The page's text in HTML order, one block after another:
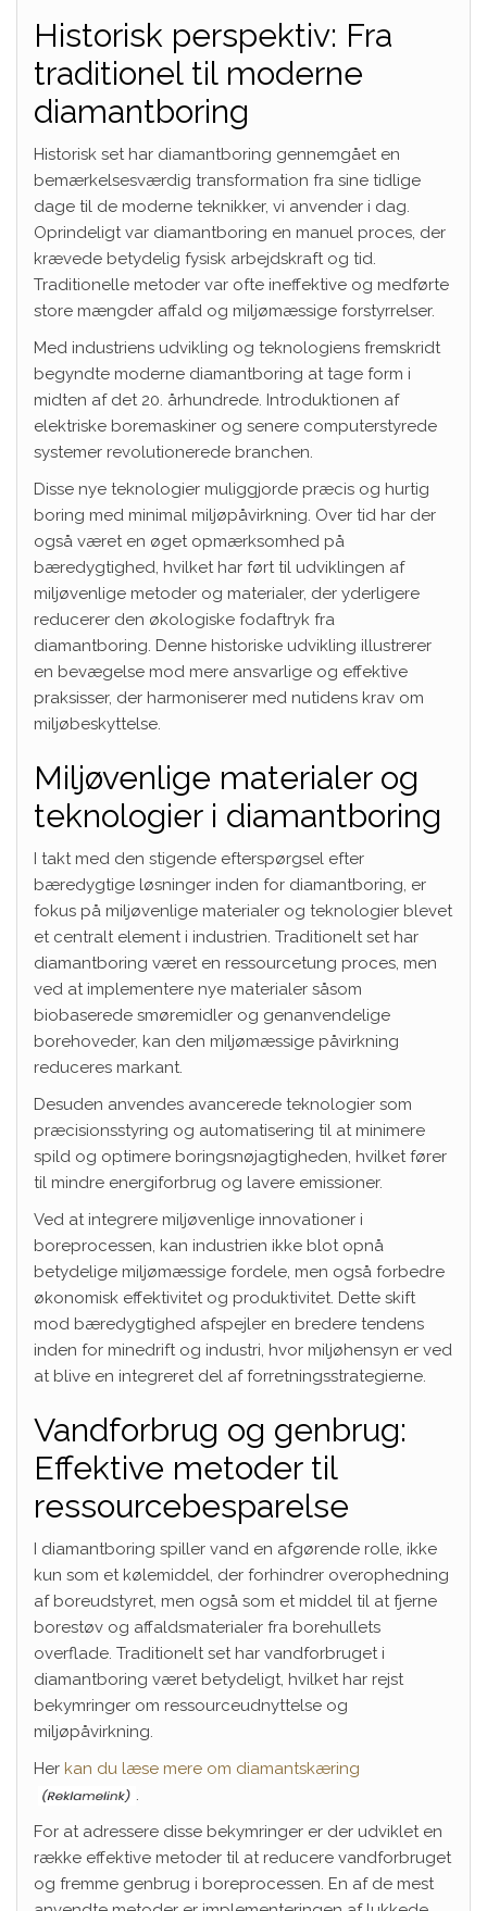
Historisk perspektiv: Fra
traditionel til moderne
diamantboring
Historisk set har diamantboring gennemgået en
bemærkelsesværdig transformation fra sine tidlige
dage til de moderne teknikker, vi anvender i dag.
Oprindeligt var diamantboring en manuel proces, der
krævede betydelig fysisk arbejdskraft og tid.
Traditionelle metoder var ofte ineffektive og medførte
store mængder affald og miljømæssige forstyrrelser.
Med industriens udvikling og teknologiens fremskridt
begyndte moderne diamantboring at tage form i
midten af det 20. århundrede. Introduktionen af
elektriske boremaskiner og senere computerstyrede
systemer revolutionerede branchen.
Disse nye teknologier muliggjorde præcis og hurtig
boring med minimal miljøpåvirkning. Over tid har der
også været en øget opmærksomhed på
bæredygtighed, hvilket har ført til udviklingen af
miljøvenlige metoder og materialer, der yderligere
reducerer den økologiske fodaftryk fra
diamantboring. Denne historiske udvikling illustrerer
en bevægelse mod mere ansvarlige og effektive
praksisser, der harmoniserer med nutidens krav om
miljøbeskyttelse.
Miljøvenlige materialer og
teknologier i diamantboring
I takt med den stigende efterspørgsel efter
bæredygtige løsninger inden for diamantboring, er
fokus på miljøvenlige materialer og teknologier blevet
et centralt element i industrien. Traditionelt set har
diamantboring været en ressourcetung proces, men
ved at implementere nye materialer såsom
biobaserede smøremidler og genanvendelige
borehoveder, kan den miljømæssige påvirkning
reduceres markant.
Desuden anvendes avancerede teknologier som
præcisionsstyring og automatisering til at minimere
spild og optimere boringsnøjagtigheden, hvilket fører
til mindre energiforbrug og lavere emissioner.
Ved at integrere miljøvenlige innovationer i
boreprocessen, kan industrien ikke blot opnå
betydelige miljømæssige fordele, men også forbedre
økonomisk effektivitet og produktivitet. Dette skift
mod bæredygtighed afspejler en bredere tendens
inden for minedrift og industri, hvor miljøhensyn er ved
at blive en integreret del af forretningsstrategierne.
Vandforbrug og genbrug:
Effektive metoder til
ressourcebesparelse
I diamantboring spiller vand en afgørende rolle, ikke
kun som et kølemiddel, der forhindrer overophedning
af boreudstyret, men også som et middel til at fjerne
borestøv og affaldsmaterialer fra borehullets
overflade. Traditionelt set har vandforbruget i
diamantboring været betydeligt, hvilket har rejst
bekymringer om ressourceudnyttelse og
miljøpåvirkning.
Her kan du læse mere om diamantskæring
.
For at adressere disse bekymringer er der udviklet en
række effektive metoder til at reducere vandforbruget
og fremme genbrug i boreprocessen. En af de mest